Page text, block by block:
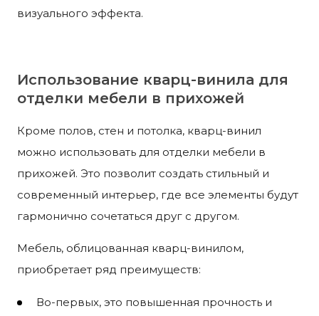
визуального эффекта.
Использование кварц-винила для
отделки мебели в прихожей
Кроме полов, стен и потолка, кварц-винил
можно использовать для отделки мебели в
прихожей. Это позволит создать стильный и
современный интерьер, где все элементы будут
гармонично сочетаться друг с другом.
Мебель, облицованная кварц-винилом,
приобретает ряд преимуществ:
Во-первых, это повышенная прочность и